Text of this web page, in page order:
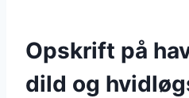
Opskrift på
dild og